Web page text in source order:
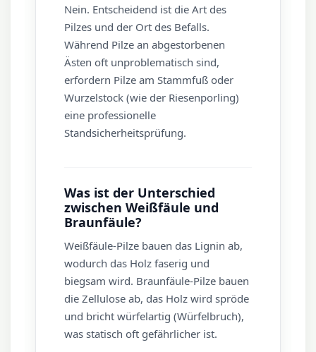
Nein. Entscheidend ist die Art des
Pilzes und der Ort des Befalls.
Während Pilze an abgestorbenen
Ästen oft unproblematisch sind,
erfordern Pilze am Stammfuß oder
Wurzelstock (wie der Riesenporling)
eine professionelle
Standsicherheitsprüfung.
Was ist der Unterschied
zwischen Weißfäule und
Braunfäule?
Weißfäule-Pilze bauen das Lignin ab,
wodurch das Holz faserig und
biegsam wird. Braunfäule-Pilze bauen
die Zellulose ab, das Holz wird spröde
und bricht würfelartig (Würfelbruch),
was statisch oft gefährlicher ist.